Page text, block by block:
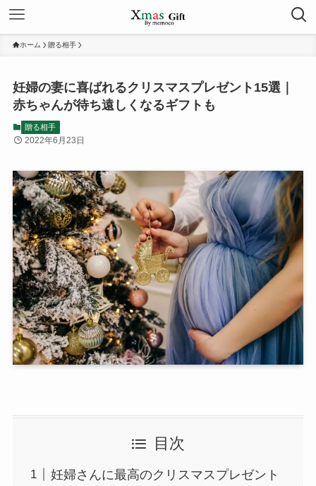
ホーム 贈る相手
妊婦の妻に喜ばれるクリスマスプレゼント15選｜
赤ちゃんが待ち遠しくなるギフトも
贈る相手
2022年6月23日
目次
妊婦さんに最高のクリスマスプレゼント